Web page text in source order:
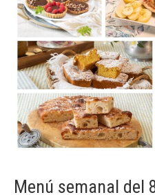
Menú semanal del